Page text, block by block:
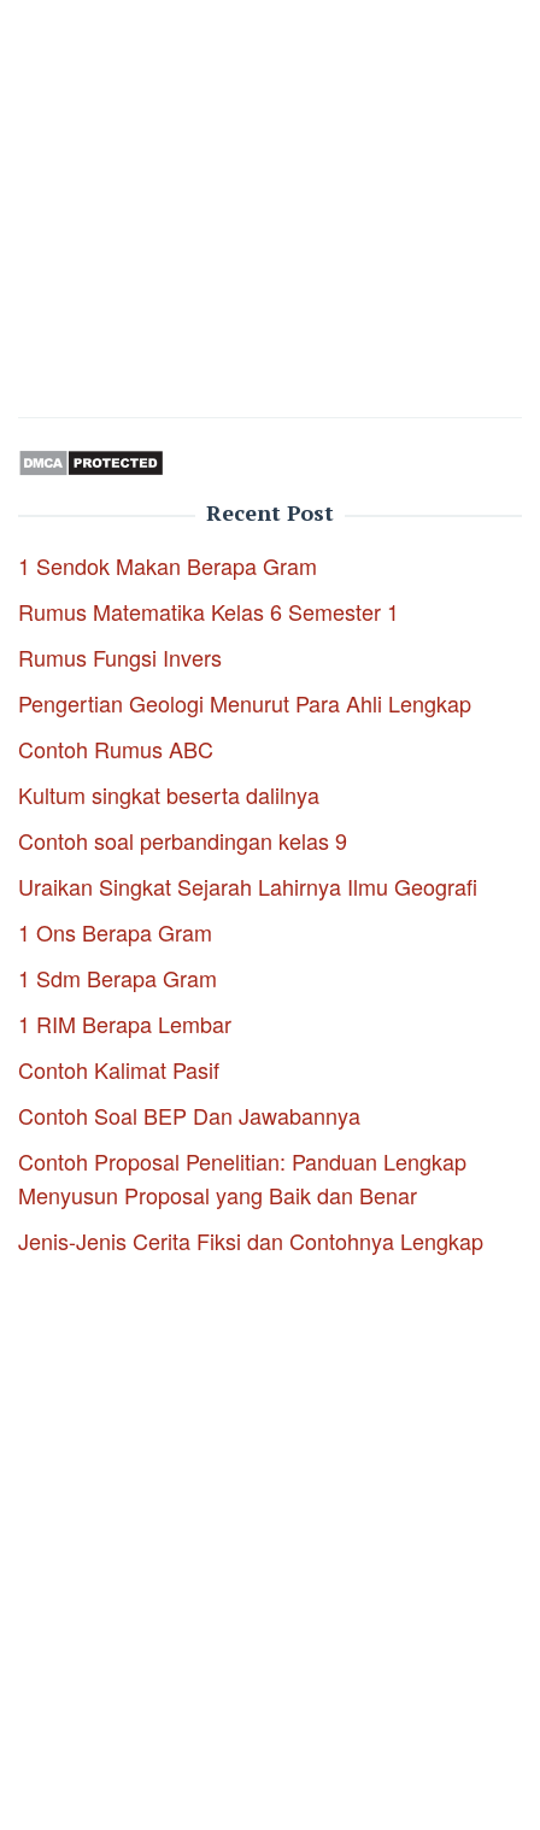
Recent Post
1 Sendok Makan Berapa Gram
Rumus Matematika Kelas 6 Semester 1
Rumus Fungsi Invers
Pengertian Geologi Menurut Para Ahli Lengkap
Contoh Rumus ABC
Kultum singkat beserta dalilnya
Contoh soal perbandingan kelas 9
Uraikan Singkat Sejarah Lahirnya Ilmu Geografi
1 Ons Berapa Gram
1 Sdm Berapa Gram
1 RIM Berapa Lembar
Contoh Kalimat Pasif
Contoh Soal BEP Dan Jawabannya
Contoh Proposal Penelitian: Panduan Lengkap
Menyusun Proposal yang Baik dan Benar
Jenis-Jenis Cerita Fiksi dan Contohnya Lengkap